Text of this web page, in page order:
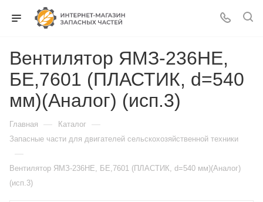
Вентилятор ЯМЗ-236НЕ,
БЕ,7601 (ПЛАСТИК, d=540
мм)(Аналог) (исп.3)
Главная — Каталог —
Запасные части для двигателей сельскохозяйственной техники
—
Вентилятор ЯМЗ-236НЕ, БЕ,7601 (ПЛАСТИК, d=540 мм)(Аналог)
(исп.3)